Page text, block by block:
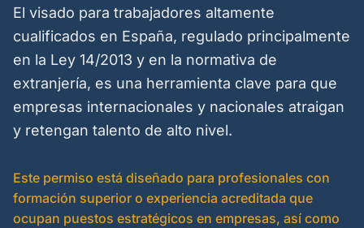
El visado para trabajadores altamente
cualificados en España, regulado principalmente
en la Ley 14/2013 y en la normativa de
extranjería, es una herramienta clave para que
empresas internacionales y nacionales atraigan
y retengan talento de alto nivel.
Este permiso está diseñado para profesionales con
formación superior o experiencia acreditada que
ocupan puestos estratégicos en empresas, así como